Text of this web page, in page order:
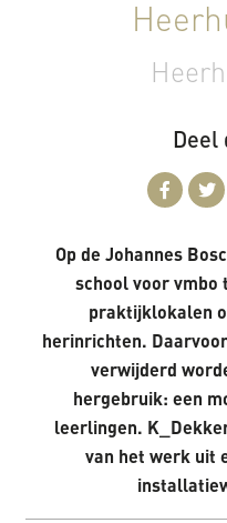
Deel
Op de Johannes
school voor vmbo
praktijklokalen
herinrichten.
verwijderd
hergebruik: een
leerlingen.
van het werk uit